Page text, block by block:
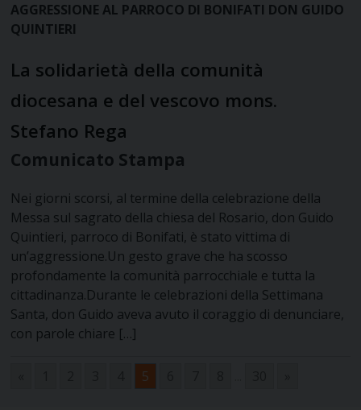
AGGRESSIONE AL PARROCO DI BONIFATI DON GUIDO
QUINTIERI
La solidarietà della comunità
diocesana e del vescovo mons.
Stefano Rega
Comunicato Stampa
Nei giorni scorsi, al termine della celebrazione della
Messa sul sagrato della chiesa del Rosario, don Guido
Quintieri, parroco di Bonifati, è stato vittima di
un’aggressione.Un gesto grave che ha scosso
profondamente la comunità parrocchiale e tutta la
cittadinanza.Durante le celebrazioni della Settimana
Santa, don Guido aveva avuto il coraggio di denunciare,
con parole chiare […]
5